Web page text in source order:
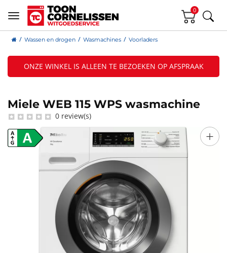
0
Wassen en drogen Wasmachines Voorladers
ONZE WINKEL IS ALLEEN TE BEZOEKEN OP AFSPRAAK
Miele WEB 115 WPS wasmachine
0 review(s)
+
A